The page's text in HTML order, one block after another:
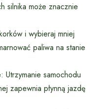
silnika może znacznie
i wybieraj mniej
paliwa na stanie
: Utrzymanie samochodu
zapewnia płynną jazdę